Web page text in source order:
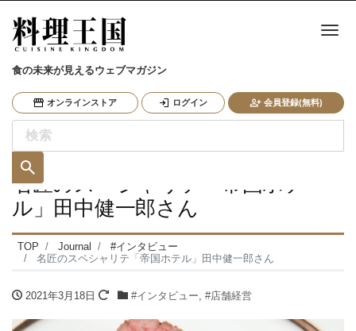
食の未来が見えるウェブマガジン
オンラインストア ログイン 会員登録(無料)
ナ
名匠のスペシャリテ「帝国ホテ
ル」田中健一郎さん
TOP Journal
#インタビュー
名匠のスペシャリテ「帝国ホテル」田中健一郎さん
2021年3月18日 #インタビュー, #店舗経営